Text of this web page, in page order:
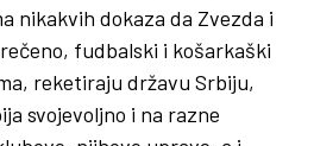
nikakvih dokaza da Zvezda i
fudbalski i košarkaški
reketiraju državu Srbiju,
svojevoljno i na razne